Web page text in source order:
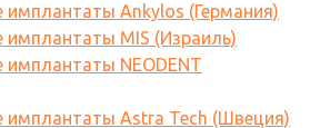
имплантаты Ankylos (Германия)
имплантаты MIS (Израиль)
имплантаты NEODENT
имплантаты Astra Tech (Швеция)